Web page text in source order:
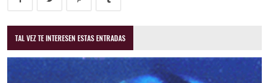
TAL VEZ TE INTERESEN ESTAS ENTRADAS